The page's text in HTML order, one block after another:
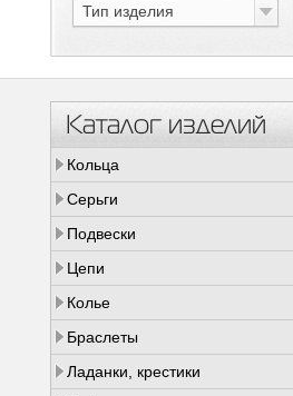
Тип изделия
Каталог изделий
Кольца
Серьги
Подвески
Цепи
Колье
Браслеты
Ладанки, крестики